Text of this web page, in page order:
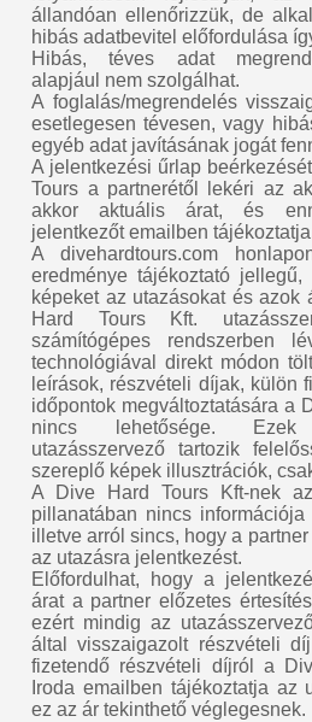
állandóan ellenőrizzük, de
hibás adatbevitel előfordulása
Hibás, téves adat
alapjául nem szolgálhat.
A foglalás/megrendelés
esetlegesen tévesen, vagy
egyéb adat javításának jogát
A jelentkezési űrlap
Tours a partnerétől lekéri az
akkor aktuális árat, és
jelentkezőt emailben
A divehardtours.com
eredménye tájékoztató
képeket az utazásokat és azok
Hard Tours Kft.
számítógépes rendszerben
technológiával direkt módon
leírások, részvételi díjak, külön
időpontok megváltoztatására a
nincs lehetősége.
utazásszervező tartozik
szereplő képek illusztrációk,
A Dive Hard Tours Kft-nek
pillanatában nincs
illetve arról sincs, hogy a
az utazásra jelentkezést.
Előfordulhat, hogy a
árat a partner előzetes
ezért mindig az
által visszaigazolt részvételi
fizetendő részvételi díjról a
Iroda emailben tájékoztatja az
ez az ár tekinthető véglegesnek.